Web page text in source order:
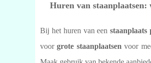
Huren van staanplaatsen:
Bij het huren van eenstaanplaats
voorgrote staanplaatsen voor